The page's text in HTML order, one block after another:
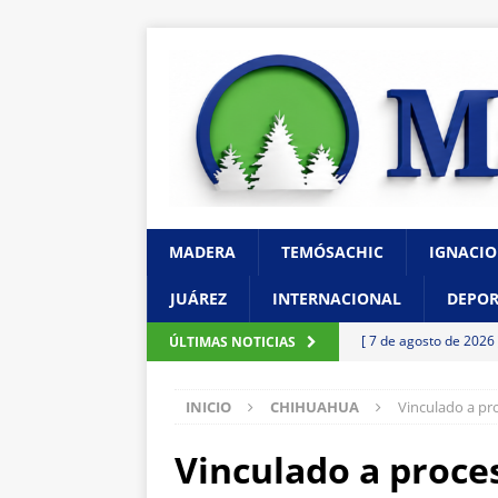
MADERA TEMÓSACHIC
JUÁREZ INTERNACIONAL
ÚLTIMAS NOTICIAS [ 7 de agosto de 2026
[ 7 de agosto de
[ 7 de agosto de 2026 ]
INICIO CHIHUAHUA Vinculado a
Vinculado a